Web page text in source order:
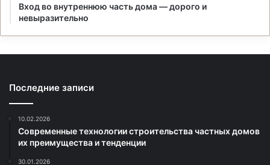
Вход во внутреннюю часть дома — дорого и
невыразительно
Последние записи
10.02.2026
Современные технологии строительства частных домов
их преимущества и тенденции
30.01.2026